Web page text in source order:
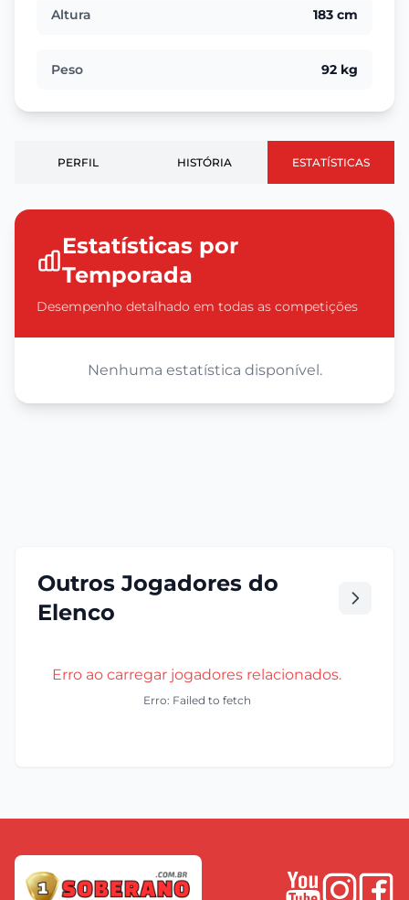
Altura 183 cm
Peso 92 kg
PERFIL HISTÓRIA ESTATÍSTICAS
Estatísticas por
Temporada
Desempenho detalhado em todas as competições
Nenhuma estatística disponível.
Outros Jogadores do
Elenco
Erro ao carregar jogadores relacionados.
Erro: Failed to fetch